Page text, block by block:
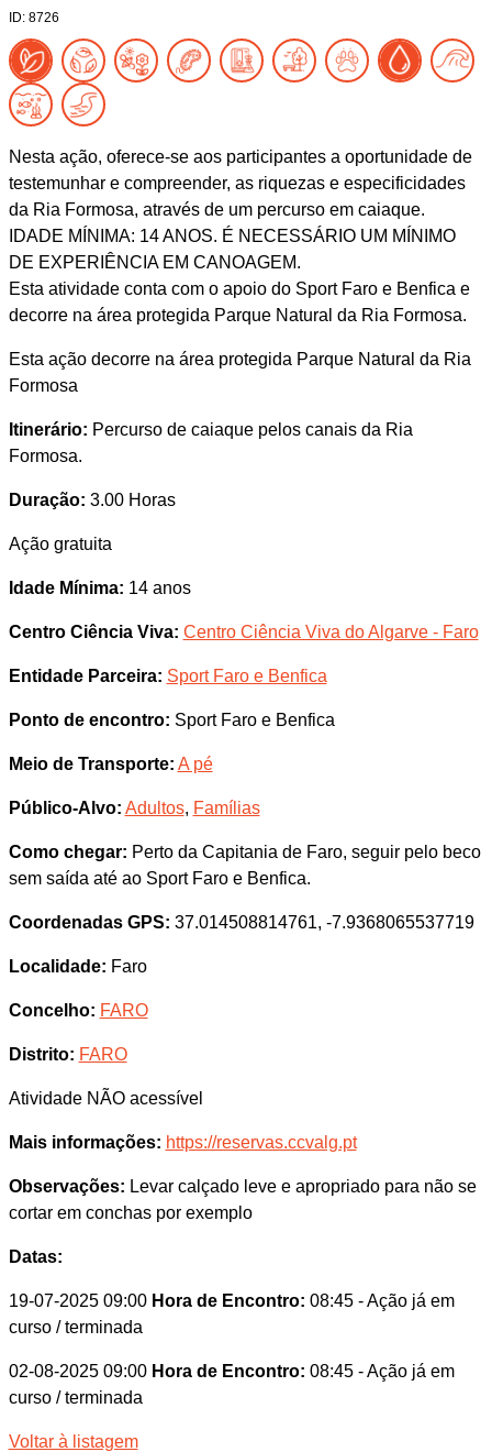
ID: 8726
Nesta ação, oferece-se aos participantes a oportunidade de
testemunhar e compreender, as riquezas e especificidades
da Ria Formosa, através de um percurso em caiaque.
IDADE MÍNIMA: 14 ANOS. É NECESSÁRIO UM MÍNIMO
DE EXPERIÊNCIA EM CANOAGEM.
Esta atividade conta com o apoio do Sport Faro e Benfica e
decorre na área protegida Parque Natural da Ria Formosa.
Esta ação decorre na área protegida Parque Natural da Ria
Formosa
Itinerário: Percurso de caiaque pelos canais da Ria
Formosa.
Duração: 3.00 Horas
Ação gratuita
Idade Mínima: 14 anos
Centro Ciência Viva: Centro Ciência Viva do Algarve - Faro
Entidade Parceira: Sport Faro e Benfica
Ponto de encontro: Sport Faro e Benfica
Meio de Transporte: A pé
Público-Alvo: Adultos, Famílias
Como chegar: Perto da Capitania de Faro, seguir pelo beco
sem saída até ao Sport Faro e Benfica.
Coordenadas GPS: 37.014508814761, -7.9368065537719
Localidade: Faro
Concelho: FARO
Distrito: FARO
Atividade NÃO acessível
Mais informações: https://reservas.ccvalg.pt
Observações: Levar calçado leve e apropriado para não se
cortar em conchas por exemplo
Datas:
19-07-2025 09:00 Hora de Encontro: 08:45 - Ação já em
curso / terminada
02-08-2025 09:00 Hora de Encontro: 08:45 - Ação já em
curso / terminada
Voltar à listagem